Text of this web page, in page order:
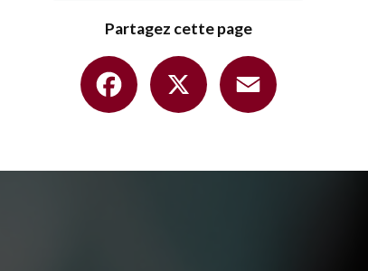
Partagez cette page
Facebook